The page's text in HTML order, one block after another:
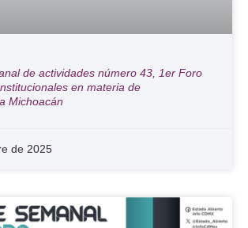
de actividades número 43, 1er Foro
en materia de
Michoacán
de 2025